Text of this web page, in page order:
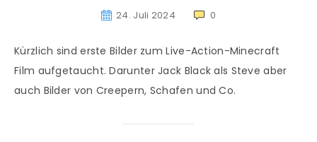
24. Juli 2024 0
Kürzlich sind erste Bilder zum Live-Action-Minecraft
Film aufgetaucht. Darunter Jack Black als Steve aber
auch Bilder von Creepern, Schafen und Co.